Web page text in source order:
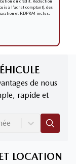
du crédit. Réduction
à l'achat comptant), des
et RDPRM inclus.
de nous
rapide et
LOCATION